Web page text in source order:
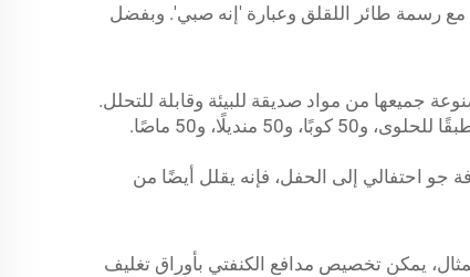
متنوعة من بالونات موضوع الإعلان عن نوع الجنين، مثل بالون الميسوتيك الكبير بقطر 62 بوصة مع رسمة طائر اللقلق وعبارة 'إنه صبي'. وبفضل
جميعها من مواد صديقة للبيئة وقابلة للتحلل.
على سبيل المثال، تحتوي علبة الإمدادات المنقوشة باللونين الوردي والأزرق للكشف عن الجنس على 50 طبقًا رئيسيًا، و50 طبقًا للحلوى، و50 كوبًا، و50 منديلًا، و50 ماصًا.
جو احتفالي إلى الحفل، فإنه يقلل أيضًا من
يمكن تخصيص مدافع الكنفتي بأوراق تغليف